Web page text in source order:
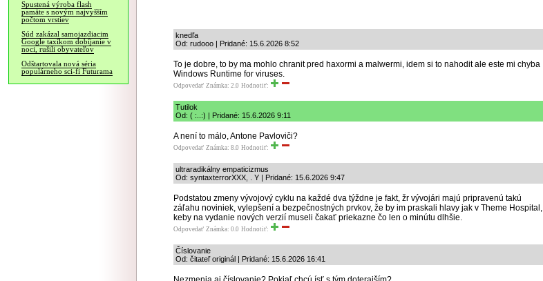
Spustená výroba flash
pamäte s novým najvyšším
počtom vrstiev
Súd zakázal samojazdiacim
Google taxíkom dobíjanie v
noci, rušili obyvateľov
Odštartovala nová séria
populárneho sci-fi Futurama
knedľa
Od: rudooo | Pridané: 15.6.2026 8:52
To je dobre, to by ma mohlo chranit pred haxormi a malwermi, idem si to nahodit ale este mi chyba
Windows Runtime for viruses.
Odpovedať Známka: 2.0 Hodnotiť:
Tutilok
Od: ( :..:) | Pridané: 15.6.2026 9:11
A není to málo, Antone Pavloviči?
Odpovedať Známka: 8.0 Hodnotiť:
ultraradikálny empaticizmus
Od: syntaxterrorXXX, . Y | Pridané: 15.6.2026 9:47
Podstatou zmeny vývojový cyklu na každé dva týždne je fakt, žr vývojári majú pripravenú takú
záľahu noviniek, vylepšení a bezpečnostných prvkov, že by im praskali hlavy jak v Theme Hospital,
keby na vydanie nových verzií museli čakať priekazne čo len o minútu dlhšie.
Odpovedať Známka: 0.0 Hodnotiť:
Číslovanie
Od: čitateľ originál | Pridané: 15.6.2026 16:41